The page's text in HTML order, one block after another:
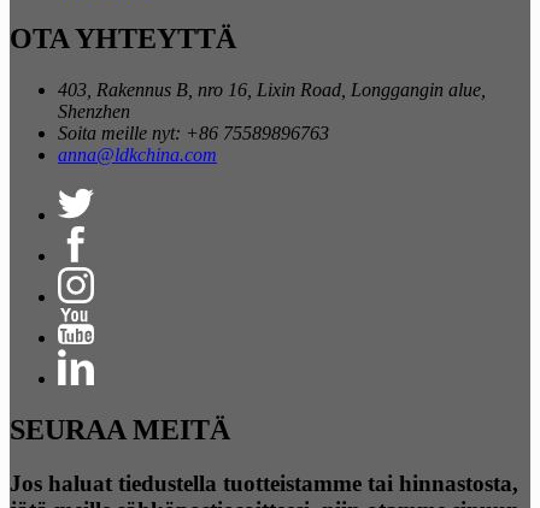
OTA YHTEYTTÄ
403, Rakennus B, nro 16, Lixin Road, Longgangin alue,
Shenzhen
Soita meille nyt: +86 75589896763
anna@ldkchina.com
SEURAA MEITÄ
Jos haluat tiedustella tuotteistamme tai hinnastosta,